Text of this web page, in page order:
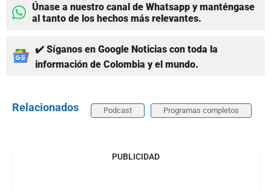
Únase a nuestro canal de Whatsapp y manténgase
al tanto de los hechos más relevantes.
✔️ Síganos en Google Noticias con toda la
información de Colombia y el mundo.
Relacionados Podcast Programas completos
PUBLICIDAD